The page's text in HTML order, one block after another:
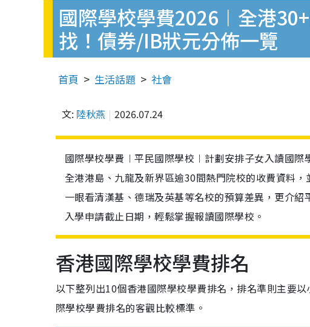
國際學校學費2026︱全港
找！債券/IB狀元分佈一覽
首頁 生活話題 社會
文: 陸秋燕 2026.07.24
國際學校學費︱平民國際學校︱計劃安排子女入讀國
全港港島、九龍及新界區逾30間熱門院校的收費資料
一眼看清漢基、德瑞及英基等名校的預算差異，更介
入學申請截止日期，輕鬆掌握報讀國際學校。
香港國際學校學費排名
以下整列出10個香港國際學校學費排名，排名準則主要
際學校學費排名的客觀比較標準。